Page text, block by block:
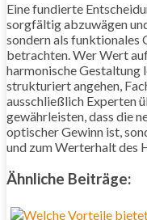
Eine fundierte
sorgfältig abzuwägen
sondern als funktionales
betrachten. Wer Wert
harmonische Gestaltung
strukturiert angehen,
ausschließlich Experten
gewährleisten, dass die
optischer Gewinn ist,
und zum Werterhalt des
Ähnliche Beiträge: